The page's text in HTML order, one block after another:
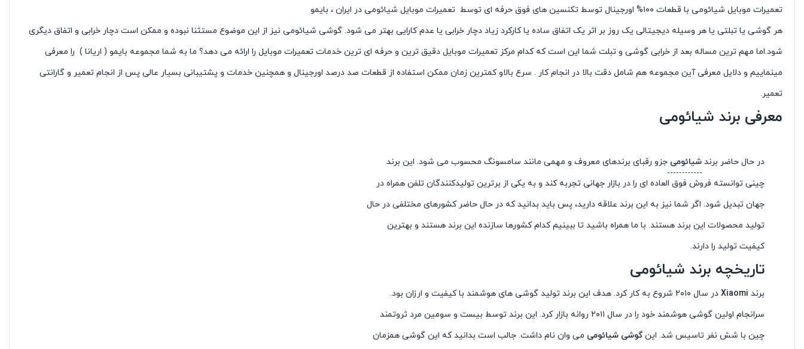
تعمیرات موبایل شیائومی با قطعات ۱۰۰% اورجینال توسط تکنسین های فوق حرفه ای توسط تعمیرات موبایل شیائومی در ایران ، بایمو
هر گوشی یا تبلتی یا هر وسیله دیجیتالی یک روز بر اثر یک اتفاق ساده یا کارکرد زیاد دچار خرابی یا عدم کارایی بهتر می شود. گوشی شیائومی نیز از این موضوع مستثنا نبوده و ممکن است دچار خرابی و اتفاق دیگری
شود.اما مهم ترین مساله بعد از خرابی گوشی و تبلت شما این است که کدام مرکز تعمیرات موبایل دقیق ترین و حرفه ای ترین خدمات تعمیرات موبایل را ارائه می دهد؟ ما به شما مجموعه بایمو ( اریانا ) را معرفی
مینماییم و دلایل معرفی آین مجموعه هم شامل دقت بالا در انجام کار . سرع بالاو کمترین زمان ممکن استفاده از قطعات صد درصد اورجینال و همچنین خدمات و پشتیبانی بسیار عالی پس از انجام تعمیر و گارانتی
تعمیر.
معرفی برند شیائومی
در حال حاضر برند شیائومی جزو رقبای برندهای معروف و مهمی مانند سامسونگ محسوب می شود. این برند
چینی توانسته فروش فوق العاده ای را در بازار جهانی تجربه کند و به یکی از برترین تولیدکنندگان تلفن همراه در
جهان تبدیل شود. اگر شما نیز به این برند علاقه دارید، پس باید بدانید که در حال حاضر کشورهای مختلفی در حال
تولید محصولات این برند هستند. با ما همراه باشید تا ببینیم کدام کشورها سازنده این برند هستند و بهترین
کیفیت تولید را دارند.
تاریخچه برند شیائومی
برند Xiaomi
در سال ۲۰۱۰ شروع به کار کرد. هدف این برند تولید گوشی های هوشمند با کیفیت و ارزان بود.
سرانجام اولین گوشی هوشمند خود را در سال ۲۰۱۱ روانه بازار کرد. این برند توسط بیست و سومین مرد ثروتمند
چین با شش نفر تاسیس شد. اینگوشی شیائومی می وان نام داشت. جالب است بدانید که این گوشی همزمان